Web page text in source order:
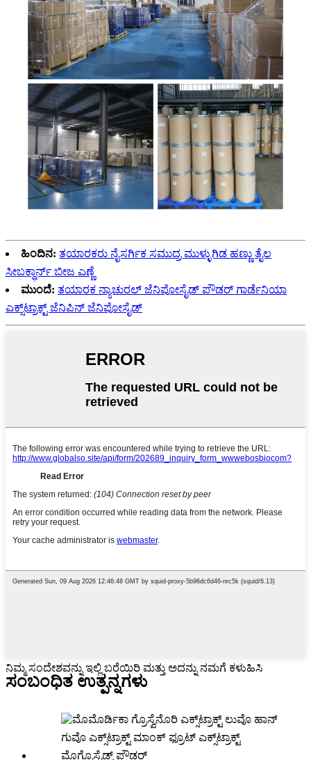
ಹಿಂದಿನ: ತಯಾರಕರು ನೈಸರ್ಗಿಕ ಸಮುದ್ರ ಮುಳ್ಳುಗಿಡ ಹಣ್ಣು ತೈಲ
ಸೀಬಕ್ಥಾರ್ನ್ ಬೀಜ ಎಣ್ಣೆ
ಮುಂದೆ: ತಯಾರಕ ನ್ಯಾಚುರಲ್ ಜೆನಿಪೋಸೈಡ್ ಪೌಡರ್ ಗಾರ್ಡೆನಿಯಾ
ಎಕ್ಸ್‌ಟ್ರಾಕ್ಟ್ ಜೆನಿಪಿನ್ ಜೆನಿಪೋಸೈಡ್
ನಿಮ್ಮ ಸಂದೇಶವನ್ನು ಇಲ್ಲಿ ಬರೆಯಿರಿ ಮತ್ತು ಅದನ್ನು ನಮಗೆ ಕಳುಹಿಸಿ
ಸಂಬಂಧಿತ ಉತ್ಪನ್ನಗಳು